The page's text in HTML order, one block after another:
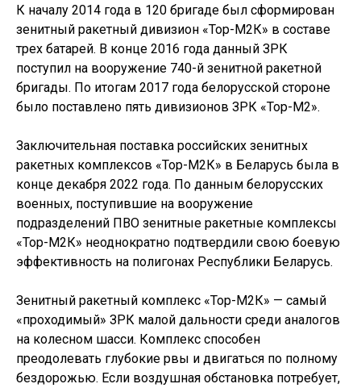
К началу 2014 года в 120 бригаде был сформирован
зенитный ракетный дивизион «Тор-М2К» в составе
трех батарей. В конце 2016 года данный ЗРК
поступил на вооружение 740-й зенитной ракетной
бригады. По итогам 2017 года белорусской стороне
было поставлено пять дивизионов ЗРК «Тор-М2».
Заключительная поставка российских зенитных
ракетных комплексов «Тор-М2К» в Беларусь была в
конце декабря 2022 года. По данным белорусских
военных, поступившие на вооружение
подразделений ПВО зенитные ракетные комплексы
«Тор-М2К» неоднократно подтвердили свою боевую
эффективность на полигонах Республики Беларусь.
Зенитный ракетный комплекс «Тор-М2К» — самый
«проходимый» ЗРК малой дальности среди аналогов
на колесном шасси. Комплекс способен
преодолевать глубокие рвы и двигаться по полному
бездорожью. Если воздушная обстановка потребует,